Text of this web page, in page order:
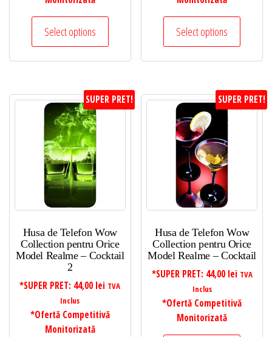
Select options Select options
SUPER PRET!
Husa de Telefon Wow
Collection pentru Orice
Model Realme – Cocktail
2
*SUPER PRET: 44,00 lei TVA
Inclus
*Ofertă Competitivă
Monitorizată
SUPER PRET!
Husa de Telefon Wow
Collection pentru Orice
Model Realme – Cocktail
*SUPER PRET: 44,00 lei TVA
Inclus
*Ofertă Competitivă
Monitorizată